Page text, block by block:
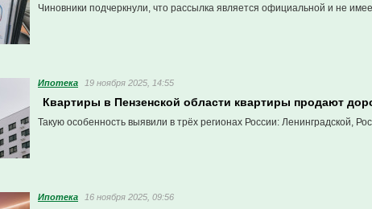
Чиновники подчеркнули, что рассылка является официальной и не
Ипотека 19 ноября 2025, 14:55
Квартиры в Пензенской области квартиры продают
Такую особенность выявили в трёх регионах России: Ленинградской,
Ипотека 16 ноября 2025, 09:56